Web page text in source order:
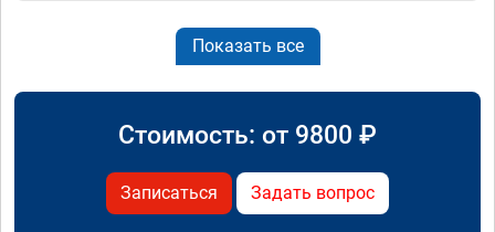
Показать все
Стоимость: от 9800 ₽
Записаться Задать вопрос